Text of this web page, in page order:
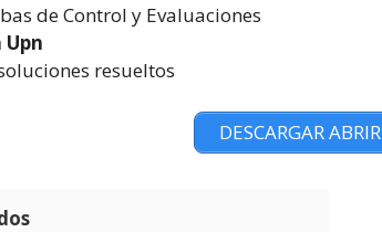
de Control y Evaluaciones
Upn
resueltos
DESCARGAR ABRIR